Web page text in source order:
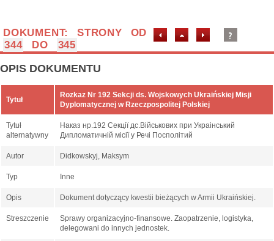
DOKUMENT: STRONY OD
344
DO 345
OPIS DOKUMENTU
Tytuł
Rozkaz Nr 192 Sekcji ds. Wojskowych Ukraińskiej Misji
Dyplomatycznej w Rzeczpospolitej Polskiej
Tytuł
alternatywny
Наказ нр.192 Секції дс.Військових при Украінський
Дипломатичній місії у Речі Посполітий
Autor Didkowskyj, Maksym
Typ Inne
Opis Dokument dotyczący kwestii bieżących w Armii Ukraińskiej.
Streszczenie
Sprawy organizacyjno-finansowe. Zaopatrzenie, logistyka,
delegowani do innych jednostek.